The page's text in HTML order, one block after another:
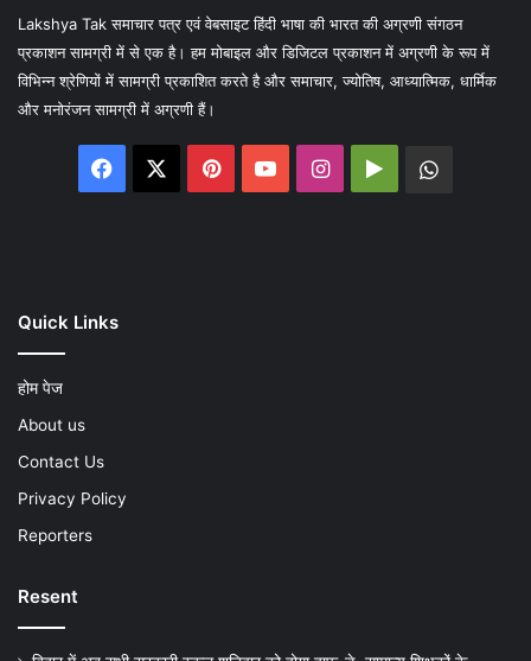
Lakshya Tak समाचार पत्र एवं वेबसाइट हिंदी भाषा की भारत की अग्रणी संगठन
प्रकाशन सामग्री में से एक है। हम मोबाइल और डिजिटल प्रकाशन में अग्रणी के रूप में
विभिन्न श्रेणियों में सामग्री प्रकाशित करते है और समाचार, ज्योतिष, आध्यात्मिक, धार्मिक
और मनोरंजन सामग्री में अग्रणी हैं।
Facebook PinterestYouTubeInstagram
Google
Quick Links
होम पेज
About us
Contact Us
Privacy Policy
Reporters
Resent